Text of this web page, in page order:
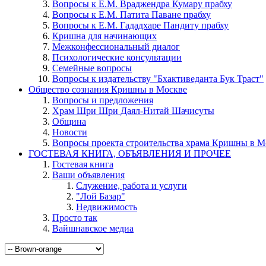
Вопросы к Е.М. Враджендра Кумару прабху
Вопросы к Е.М. Патита Паване прабху
Вопросы к Е.М. Гададхаре Пандиту прабху
Кришна для начинающих
Межконфессиональный диалог
Психологические консультации
Семейные вопросы
Вопросы к издательству "Бхактиведанта Бук Траст"
Общество сознания Кришны в Москве
Вопросы и предложения
Храм Шри Шри Даял-Нитай Шачисуты
Община
Новости
Вопросы проекта строительства храма Кришны в
ГОСТЕВАЯ КНИГА, ОБЪЯВЛЕНИЯ И ПРОЧЕЕ
Гостевая книга
Ваши объявления
Служение, работа и услуги
"Лой Базар"
Недвижимость
Просто так
Вайшнавское медиа